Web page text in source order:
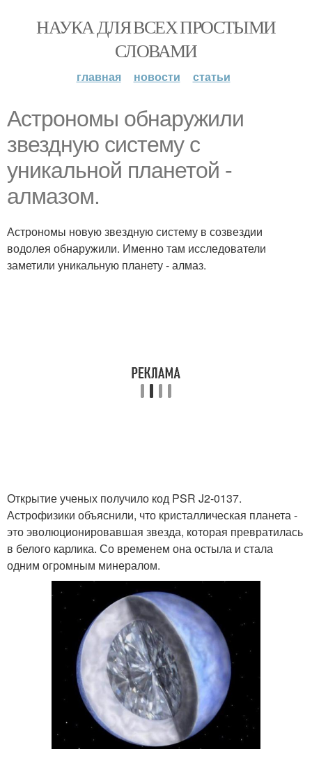
НАУКА ДЛЯ ВСЕХ ПРОСТЫМИ
СЛОВАМИ
главная новости статьи
Астрономы обнаружили
звездную систему с
уникальной планетой -
алмазом.
Астрономы новую звездную систему в созвездии
водолея обнаружили. Именно там исследователи
заметили уникальную планету - алмаз.
Открытие ученых получило код PSR J2-0137.
Астрофизики объяснили, что кристаллическая планета -
это эволюционировавшая звезда, которая превратилась
в белого карлика. Со временем она остыла и стала
одним огромным минералом.